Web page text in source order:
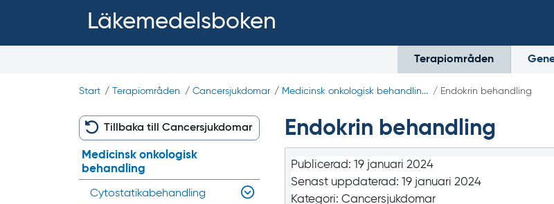
Läkemedelsboken
Terapiområden
Start / Terapiområden / Cancersjukdomar / Medicinsk onkologisk behandlin... / Endokrin behandling
Endokrin behandling
Publicerad: 19 januari 2024
Senast uppdaterad: 19 januari 2024
Kategori: Cancersjukdomar
Tillbaka till Cancersjukdomar
Medicinsk onkologisk
behandling
Cytostatika­behandling